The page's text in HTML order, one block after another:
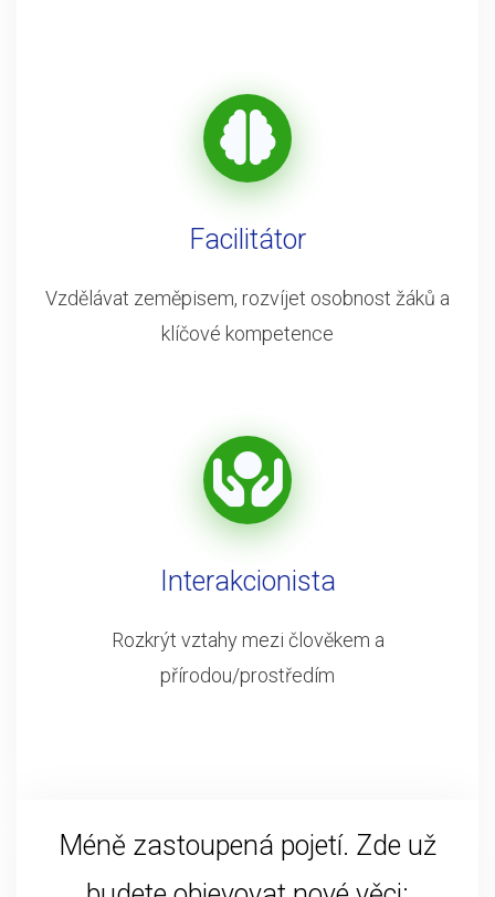
Facilitátor
Vzdělávat zeměpisem, rozvíjet osobnost žáků a
klíčové kompetence
Interakcionista
Rozkrýt vztahy mezi člověkem a
přírodou/prostředím
Méně zastoupená pojetí. Zde už